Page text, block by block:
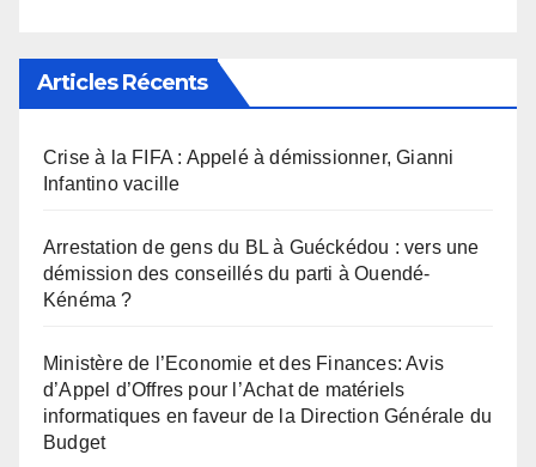
Articles Récents
Crise à la FIFA : Appelé à démissionner, Gianni
Infantino vacille
Arrestation de gens du BL à Guéckédou : vers une
démission des conseillés du parti à Ouendé-
Kénéma ?
Ministère de l’Economie et des Finances: Avis
d’Appel d’Offres pour l’Achat de matériels
informatiques en faveur de la Direction Générale du
Budget